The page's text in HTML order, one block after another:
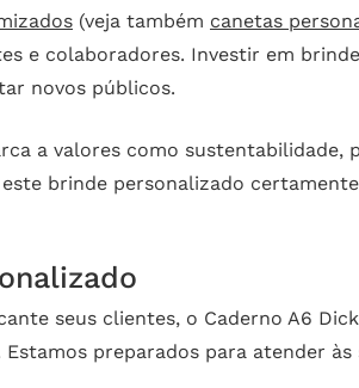
(veja também canetas
e colaboradores. Investir em
novos públicos.
a valores como sustentabilidade,
brinde personalizado
seus clientes, o Caderno A6
preparados para atender às